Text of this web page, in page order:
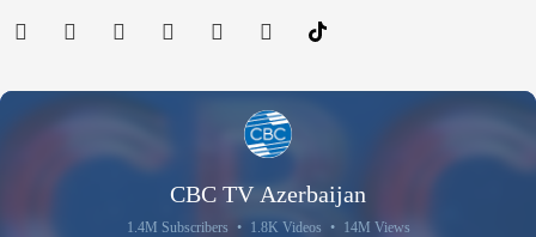
CBC TV Azerbaijan
1.4M Subscribers • 1.8K Videos • 14M Views